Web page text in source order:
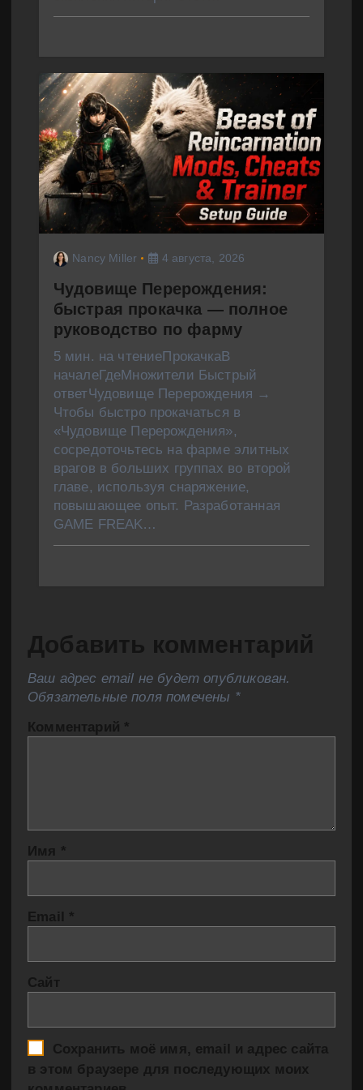
Nancy Miller 4 августа, 2026
Чудовище Перерождения:
быстрая прокачка — полное
руководство по фарму
5 мин. на чтениеПрокачкаВ
началеГдеМножители Быстрый
ответЧудовище Перерождения →
Чтобы быстро прокачаться в
«Чудовище Перерождения»,
сосредоточьтесь на фарме элитных
врагов в больших группах во второй
главе, используя снаряжение,
повышающее опыт. Разработанная
GAME FREAK…
Добавить комментарий
Ваш адрес email не будет опубликован.
Обязательные поля помечены *
Комментарий *
Имя *
Email *
Сайт
Сохранить моё имя, email и адрес сайта
в этом браузере для последующих моих